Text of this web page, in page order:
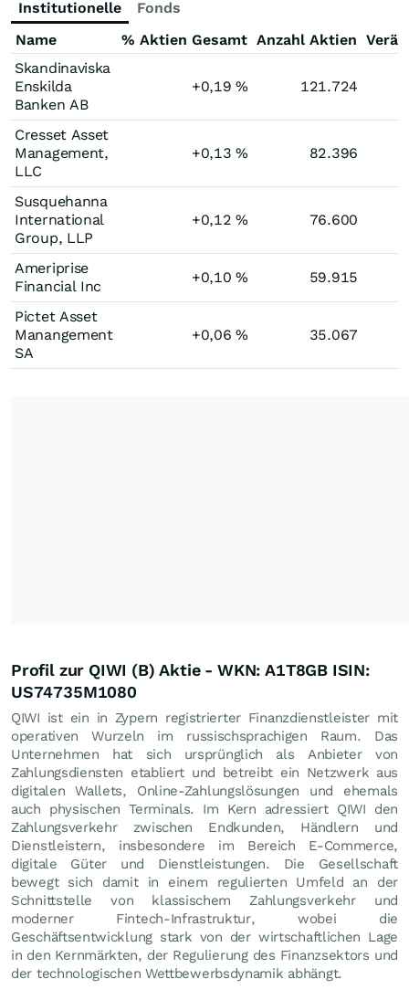
Institutionelle
Fonds
Name
% Aktien Gesamt Anzahl Aktien
Skandinaviska
Enskilda
Banken AB
+0,19% 121.724
Cresset Asset
Management,
LLC
+0,13% 82.396
Susquehanna
International
Group, LLP
+0,12% 76.600
Ameriprise
Financial Inc
+0,10% 59.915
Pictet Asset
Manangement
SA
+0,06% 35.067
Profil zur QIWI (B) Aktie - WKN: A1T8GB ISIN:
US74735M1080
QIWI ist ein in Zypern registrierter Finanzdienstleister mit
operativen Wurzeln im russischsprachigen Raum. Das
Unternehmen hat sich ursprünglich als Anbieter von
Zahlungsdiensten etabliert und betreibt ein Netzwerk aus
digitalen Wallets, Online-Zahlungslösungen und ehemals
auch physischen Terminals. Im Kern adressiert QIWI den
Zahlungsverkehr zwischen Endkunden, Händlern und
Dienstleistern, insbesondere im Bereich E-Commerce,
digitale Güter und Dienstleistungen. Die Gesellschaft
bewegt sich damit in einem regulierten Umfeld an der
Schnittstelle von klassischem Zahlungsverkehr und
moderner Fintech-Infrastruktur, wobei die
Geschäftsentwicklung stark von der wirtschaftlichen Lage
in den Kernmärkten, der Regulierung des Finanzsektors und
der technologischen Wettbewerbsdynamik abhängt.